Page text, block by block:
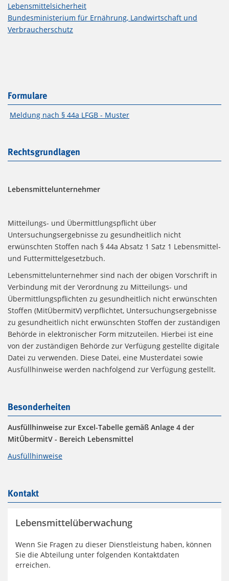
Lebensmittelsicherheit
Bundesministerium für Ernährung, Landwirtschaft und
Verbraucherschutz
Formulare
Meldung nach § 44a LFGB - Muster
Rechtsgrundlagen
Lebensmittelunternehmer
Mitteilungs- und Übermittlungspflicht über
Untersuchungsergebnisse zu gesundheitlich nicht
erwünschten Stoffen nach § 44a Absatz 1 Satz 1 Lebensmittel-
und Futtermittelgesetzbuch.
Lebensmittelunternehmer sind nach der obigen Vorschrift in
Verbindung mit der Verordnung zu Mitteilungs- und
Übermittlungspflichten zu gesundheitlich nicht erwünschten
Stoffen (MitÜbermitV) verpflichtet, Untersuchungsergebnisse
zu gesundheitlich nicht erwünschten Stoffen der zuständigen
Behörde in elektronischer Form mitzuteilen. Hierbei ist eine
von der zuständigen Behörde zur Verfügung gestellte digitale
Datei zu verwenden. Diese Datei, eine Musterdatei sowie
Ausfüllhinweise werden nachfolgend zur Verfügung gestellt.
Besonderheiten
Ausfüllhinweise zur Excel-Tabelle gemäß Anlage 4 der
MitÜbermitV - Bereich Lebensmittel
Ausfüllhinweise
Kontakt
Lebensmittelüberwachung
Wenn Sie Fragen zu dieser Dienstleistung haben, können
Sie die Abteilung unter folgenden Kontaktdaten
erreichen.